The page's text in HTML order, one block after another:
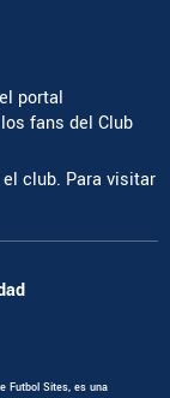
portal
fans del Club
club. Para visitar
Futbol Sites, es una